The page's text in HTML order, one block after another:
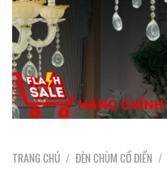
TRANG CHỦ / ĐÈN CHÙM CỔ ĐIỂN /